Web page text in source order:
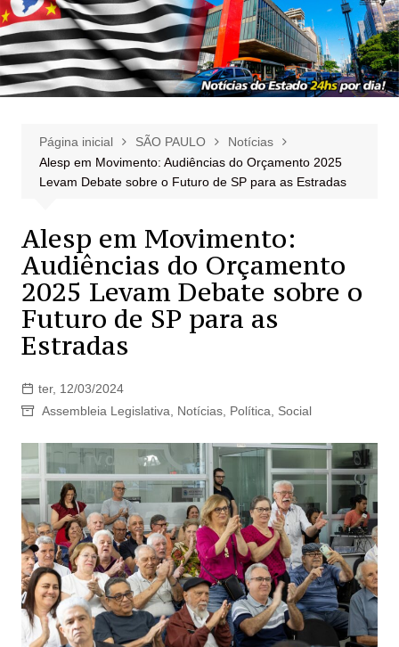
Página inicial SÃO PAULO
Notícias
Alesp em Movimento: Audiências do Orçamento 2025
Levam Debate sobre o Futuro de SP para as Estradas
Alesp em Movimento:
Audiências do Orçamento
2025 Levam Debate sobre o
Futuro de SP para as
Estradas
ter, 12/03/2024
Assembleia Legislativa
Notícias, Política Social